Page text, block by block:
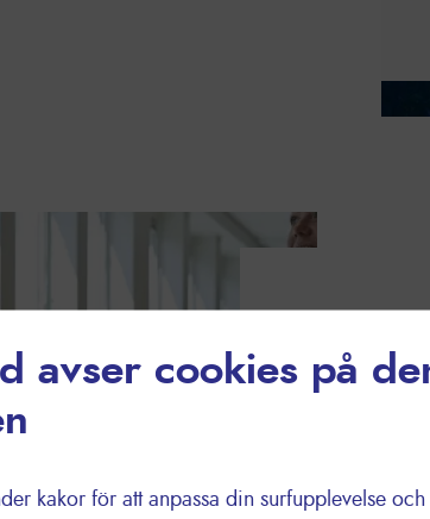
avser cookies på
kakor för att anpassa din surfupplevelse
Hur ser
samtidigt
miljön. För